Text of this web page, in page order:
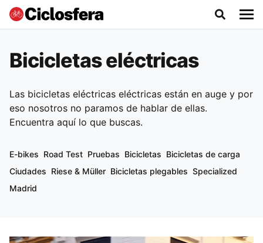
Bicicletas eléctricas
Las bicicletas eléctricas eléctricas están en auge y por
eso nosotros no paramos de hablar de ellas.
Encuentra aquí lo que buscas.
E-bikes Road Test Pruebas Bicicletas Bicicletas de carga
Ciudades Riese & Müller Bicicletas plegables Specialized
Madrid